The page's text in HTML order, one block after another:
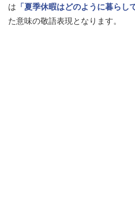
は 「夏季休暇はどのように暮らし
た意味の敬語表現となります。